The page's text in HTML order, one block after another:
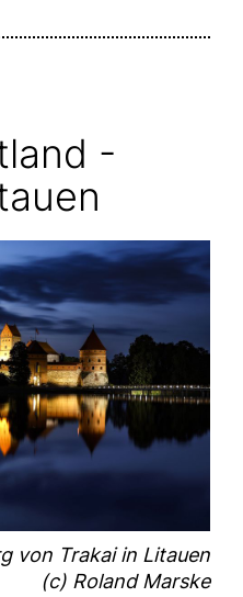
-
von Trakai in Litauen
(c) Roland Marske